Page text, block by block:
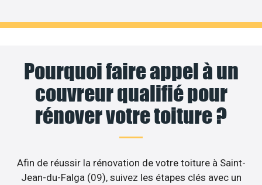
Pourquoi faire appel à un
couvreur qualifié pour
rénover votre toiture ?
Afin de réussir la rénovation de votre toiture à Saint-
Jean-du-Falga (09), suivez les étapes clés avec un